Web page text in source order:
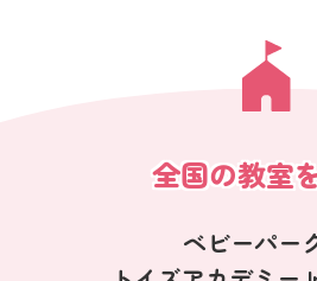
全国の教室
ベビーパー